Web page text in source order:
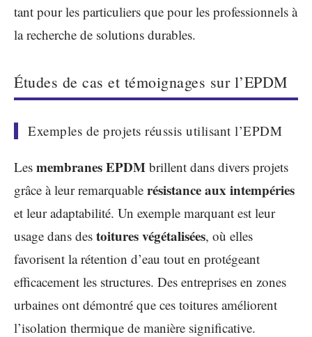
tant pour les particuliers que pour les professionnels à
la recherche de solutions durables.
Études de cas et témoignages sur l’EPDM
Exemples de projets réussis utilisant l’EPDM
Les membranes EPDM brillent dans divers projets
grâce à leur remarquable résistance aux intempéries
et leur adaptabilité. Un exemple marquant est leur
usage dans des toitures végétalisées, où elles
favorisent la rétention d’eau tout en protégeant
efficacement les structures. Des entreprises en zones
urbaines ont démontré que ces toitures améliorent
l’isolation thermique de manière significative.